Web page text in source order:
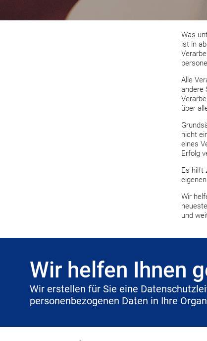
Was
ist in
Alle
andere
über
nicht
eines
Erfolg
Es hilft
Wir
und
Wir helfen Ihnen
Wir erstellen für Sie eine
personenbezogenen Daten in Ihre